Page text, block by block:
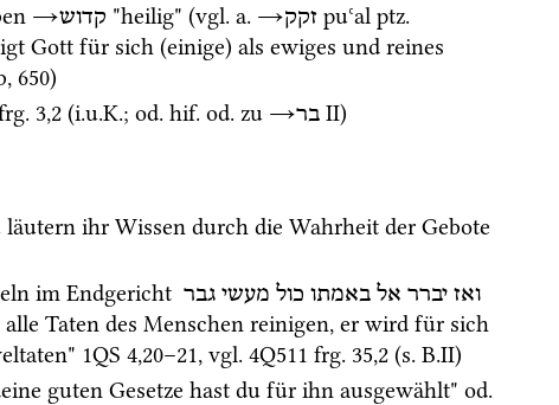
→קדוש "heilig" (vgl. a. →זקק puʿal ptz.
Gott für sich (einige) als ewiges und reines
, 650)
3,2 (i.u.K.; od. hif. od. zu →בר ‎ II)
läutern ihr Wissen durch die Wahrheit der Gebote
im Endgericht ואז יברר אל באמתו כול מעשי גבר
Taten des Menschen reinigen, er wird für sich
1QS 4,20–21, vgl. 4Q511 frg. 35,2 (s. B.II)
guten Gesetze hast du für ihn ausgewählt" od.